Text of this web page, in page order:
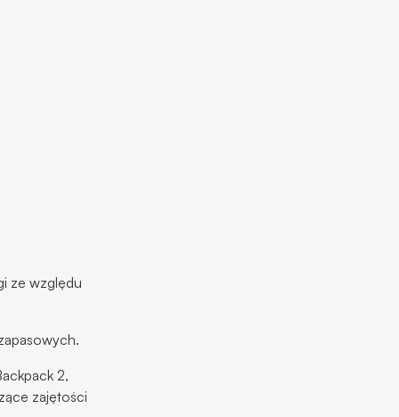
ze względu
2,
zajętości